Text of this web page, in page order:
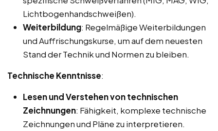
Lichtbogenhandschweißen).
Weiterbildung: Regelmäßige Weiterbildungen
und Auffrischungskurse, um auf dem neuesten
Stand der Technik und Normen zu bleiben.
Technische Kenntnisse:
Lesen und Verstehen von technischen
Zeichnungen: Fähigkeit, komplexe technische
Zeichnungen und Pläne zu interpretieren.